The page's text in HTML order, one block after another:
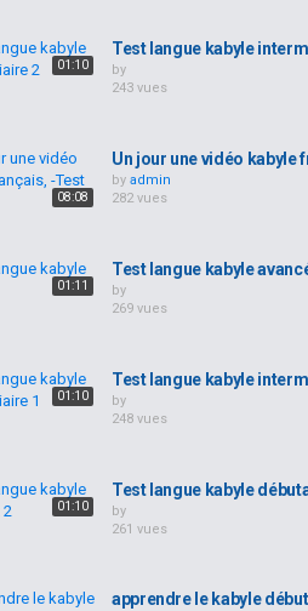
01:10
Test langue kabyle
by
243 vues
08:08
Un jour une vidéo kabyle
by admin
282 vues
01:11
Test langue kabyle
by
269 vues
01:10
Test langue kabyle
by
248 vues
01:10
Test langue kabyle
by
261 vues
apprendre le kabyle